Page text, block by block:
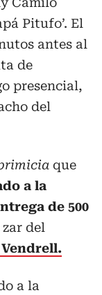
Pitufo’. El
antes al
de
presencial,
del
que
a la
de 500
del
a la